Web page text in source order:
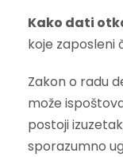
Kako dati
koje zaposleni
Zakon o radu
može
postoji
sporazumno